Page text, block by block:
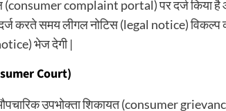
(consumer complaint portal) पर दर्ज किया
करते समय लीगल नोटिस (legal notice) विकल्प
भेज देगी |
Court)
उपभोक्ता शिकायत (consumer